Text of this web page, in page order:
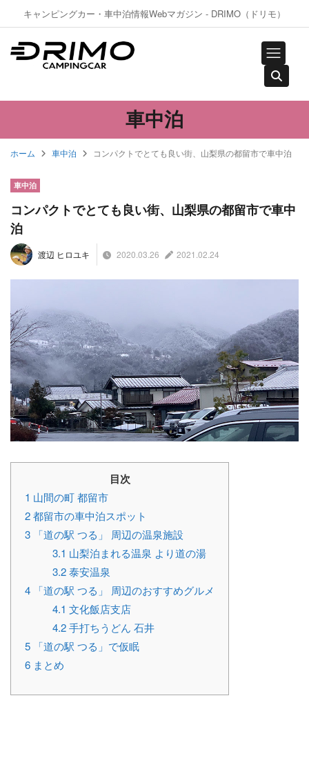
キャンピングカー・車中泊情報Webマガジン - DRIMO（ドリモ）
車中泊
ホーム 車中泊 コンパクトでとても良い街、山梨県の都留市で車中泊
車中泊
コンパクトでとても良い街、山梨県の都留市で車中
泊
渡辺 ヒロユキ 2020.03.26 2021.02.24
目次
1 山間の町 都留市
2都留市の車中泊スポット
3 「道の駅 つる」 周辺の温泉施設
3.1 山梨泊まれる温泉 より道の湯
3.2泰安温泉
4 「道の駅 つる」 周辺のおすすめグルメ
4.1 文化飯店支店
4.2手打ちうどん 石井
5 「道の駅 つる」で仮眠
6 まとめ